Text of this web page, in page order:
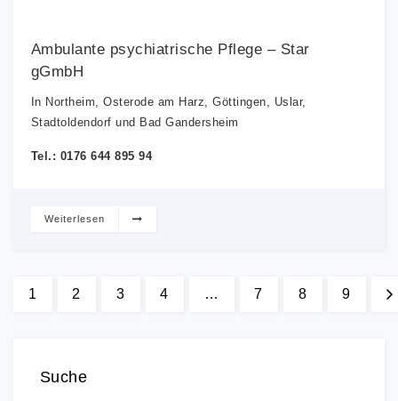
Ambulante psychiatrische Pflege – Star
gGmbH
In Northeim, Osterode am Harz, Göttingen, Uslar,
Stadtoldendorf und Bad Gandersheim
Tel.: 0176 644 895 94
Weiterlesen
1 2 3 4 … 7 8 9
Suche